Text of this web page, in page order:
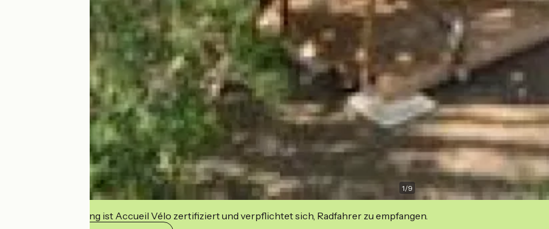
1/9
Diese Einrichtung ist Accueil Vélo zertifiziert und verpflichtet sich, Radfahrer zu empfangen.